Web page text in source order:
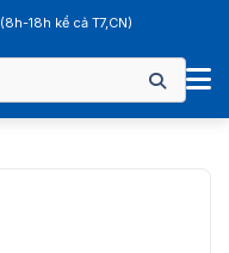
(8h-18h kể cả T7,CN)